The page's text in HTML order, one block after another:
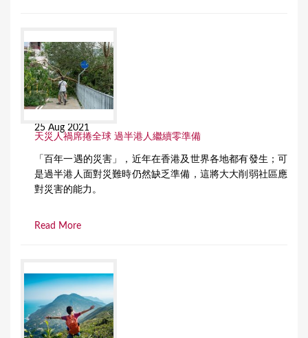
25 Aug 2021
天災人禍席捲全球 過半港人繼續零準備
「百年一遇的災害」，近年在香港及世界各地都有發生；可
是過半港人面對災難時仍然缺乏準備，這將大大削弱社區應
對災害的能力。
Read More